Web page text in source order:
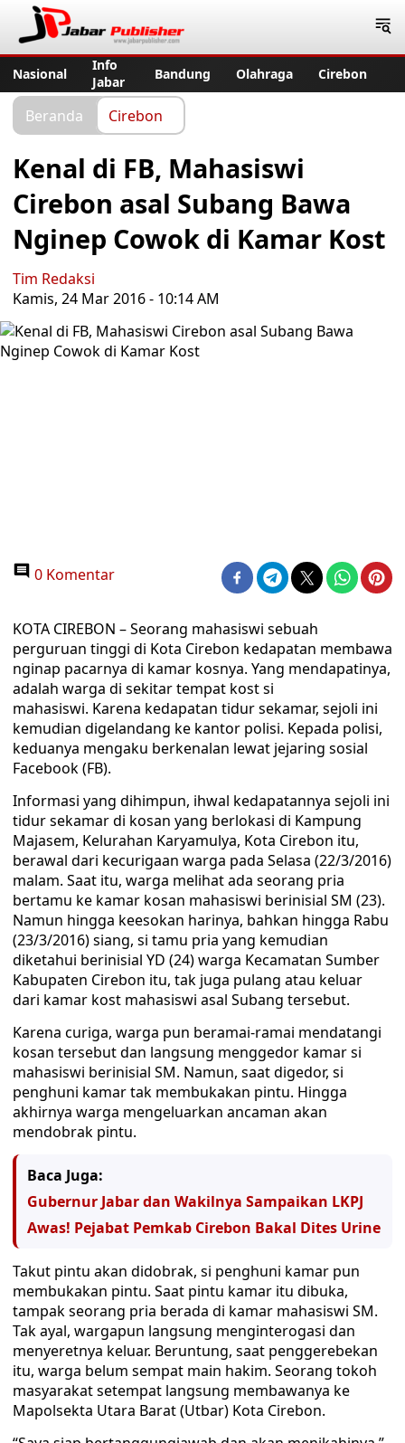
Nasional
Info
Jabar
Bandung Olahraga Cirebon
Beranda Cirebon
Kenal di FB, Mahasiswi
Cirebon asal Subang Bawa
Nginep Cowok di Kamar Kost
Tim Redaksi
Kamis, 24 Mar 2016 - 10:14 AM
0 Komentar
KOTA CIREBON – Seorang mahasiswi sebuah
perguruan tinggi di Kota Cirebon kedapatan membawa
nginap pacarnya di kamar kosnya. Yang mendapatinya,
adalah warga di sekitar tempat kost si
mahasiswi. Karena kedapatan tidur sekamar, sejoli ini
kemudian digelandang ke kantor polisi. Kepada polisi,
keduanya mengaku berkenalan lewat jejaring sosial
Facebook (FB).
Informasi yang dihimpun, ihwal kedapatannya sejoli ini
tidur sekamar di kosan yang berlokasi di Kampung
Majasem, Kelurahan Karyamulya, Kota Cirebon itu,
berawal dari kecurigaan warga pada Selasa (22/3/2016)
malam. Saat itu, warga melihat ada seorang pria
bertamu ke kamar kosan mahasiswi berinisial SM (23).
Namun hingga keesokan harinya, bahkan hingga Rabu
(23/3/2016) siang, si tamu pria yang kemudian
diketahui berinisial YD (24) warga Kecamatan Sumber
Kabupaten Cirebon itu, tak juga pulang atau keluar
dari kamar kost mahasiswi asal Subang tersebut.
Karena curiga, warga pun beramai-ramai mendatangi
kosan tersebut dan langsung menggedor kamar si
mahasiswi berinisial SM. Namun, saat digedor, si
penghuni kamar tak membukakan pintu. Hingga
akhirnya warga mengeluarkan ancaman akan
mendobrak pintu.
Baca Juga:
Gubernur Jabar dan Wakilnya Sampaikan LKPJ
Awas! Pejabat Pemkab Cirebon Bakal Dites Urine
Takut pintu akan didobrak, si penghuni kamar pun
membukakan pintu. Saat pintu kamar itu dibuka,
tampak seorang pria berada di kamar mahasiswi SM.
Tak ayal, wargapun langsung menginterogasi dan
menyeretnya keluar. Beruntung, saat penggerebekan
itu, warga belum sempat main hakim. Seorang tokoh
masyarakat setempat langsung membawanya ke
Mapolsekta Utara Barat (Utbar) Kota Cirebon.